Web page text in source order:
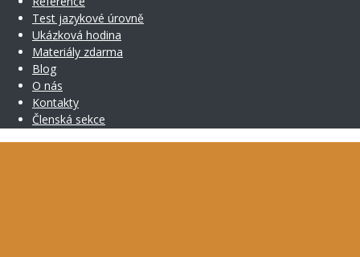
Test jazykové úrovně
Ukázková hodina
Materiály zdarma
Blog
O nás
Kontakty
Členská sekce